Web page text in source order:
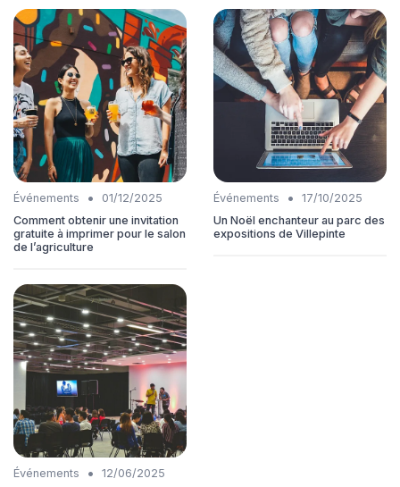
Événements •
01/12/2025
Comment obtenir une invitation
gratuite à imprimer pour le salon
de l’agriculture
Événements •
17/10/2025
Un Noël enchanteur au parc des
expositions de Villepinte
Événements •
12/06/2025